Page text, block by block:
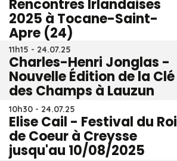
Rencontres Irlandaises
2025 à Tocane-Saint-
Apre (24)
11h15 - 24.07.25
Charles-Henri Jonglas -
Nouvelle Édition de la Clé
des Champs à Lauzun
10h30 - 24.07.25
Elise Cail - Festival du Roi
de Coeur à Creysse
jusqu'au 10/08/2025